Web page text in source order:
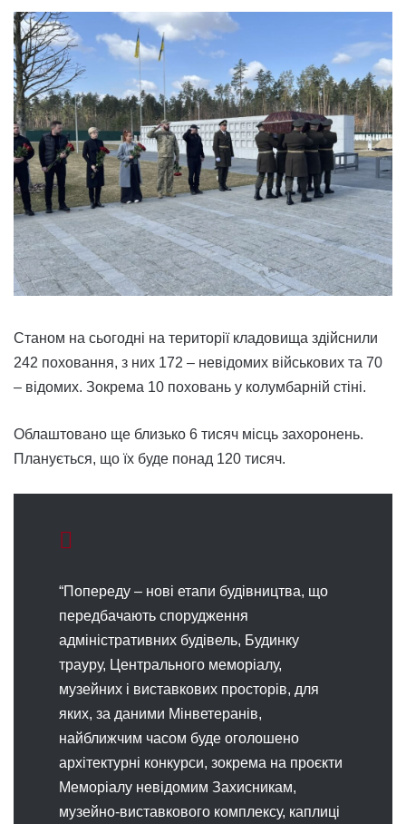
Станом на сьогодні на території кладовища здійснили
242 поховання, з них 172 – невідомих військових та 70
– відомих. Зокрема 10 поховань у колумбарній стіні.
Облаштовано ще близько 6 тисяч місць захоронень.
Планується, що їх буде понад 120 тисяч.
“Попереду – нові етапи будівництва, що
передбачають спорудження
адміністративних будівель, Будинку
трауру, Центрального меморіалу,
музейних і виставкових просторів, для
яких, за даними Мінветеранів,
найближчим часом буде оголошено
архітектурні конкурси, зокрема на проєкти
Меморіалу невідомим Захисникам,
музейно-виставкового комплексу, каплиці